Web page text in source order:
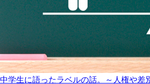
中学生に語ったラベルの話。～人権や差